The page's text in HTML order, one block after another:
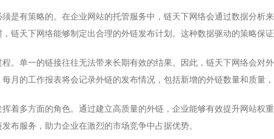
是有策略的。在企业网站的托管服务中，链天下网络会通过数据分析
链天下网络能够制定出合理的外链发布计划。这种数据驱动的策略保
。单一的链接往往无法带来长期有效的结果。因此，链天下网络会对
月的工作报表将会记录外链的发布情况，包括新增的外链数量和质量
挥着多方面的角色。通过建立高质量的外链，企业能够有效提升网站权
布服务，助力企业在激烈的市场竞争中占据优势。